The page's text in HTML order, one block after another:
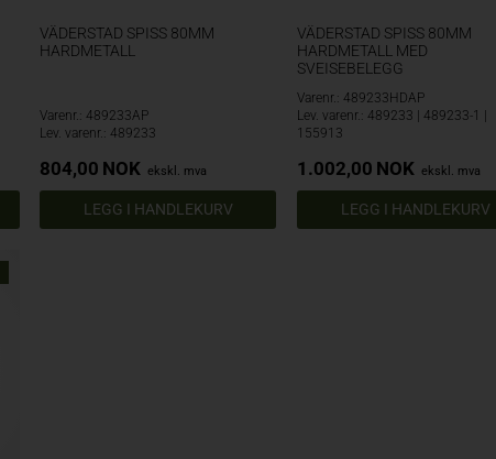
VÄDERSTAD SPISS 80MM
HARDMETALL
Varenr.: 489233AP
Lev. varenr.: 489233
804,00 NOK ekskl. mva
VÄDERSTAD SPISS 80MM
HARDMETALL MED
SVEISEBELEGG
Varenr.: 489233HDAP
Lev. varenr.: 489233 | 489233-1 |
155913
1.002,00 NOK ekskl. mva